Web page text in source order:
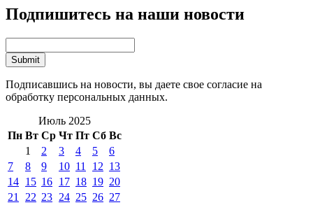
Подпишитесь на наши новости
Подписавшись на новости, вы даете свое согласие на
обработку персональных данных.
Июль 2025
Пн Вт Ср Чт Пт Сб Вс
1
2 3 4 5
6
7
8 9 10 11 12 13
14 15 16 17 18 19 20
21
22 23 24 25 26 27